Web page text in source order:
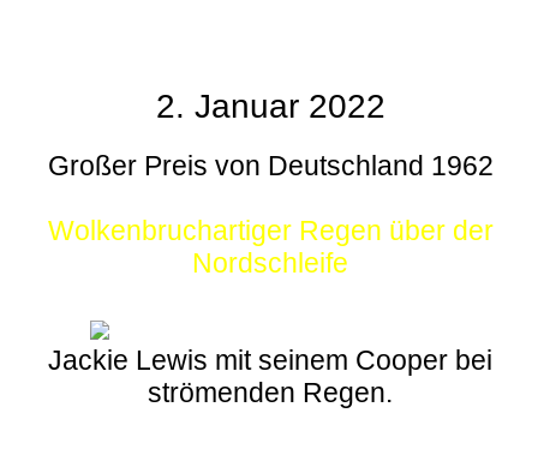
2. Januar 2022
Großer Preis von Deutschland 1962
Wolkenbruchartiger Regen über der
Nordschleife
Jackie Lewis mit seinem Cooper bei
strömenden Regen.